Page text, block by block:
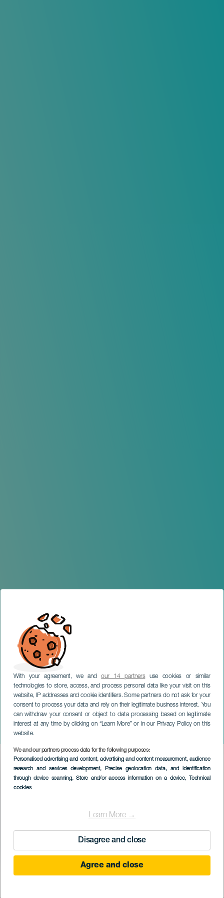
With your agreement, we andour 14 partnersuse cookies or similar
technologies to store, access, and process personal data like your visit on this
website, IP addresses and cookie identifiers. Some partners do not ask for your
consent to process your data and rely on their legitimate business interest. You
can withdraw your consent or object to data processing based on legitimate
interest at any time by clicking on “Learn More” or in our Privacy Policy on this
website.
We and our partners process data for the following purposes:
Personalised advertising and content, advertising and content measurement, audience
research and services development, Precise geolocation data, and identification
through device scanning, Store and/or access information on a device, Technical
cookies
Learn More →
Disagree and close
Agree and close
A varázslatos varrónő
TENERIFE
Imagen
Listado